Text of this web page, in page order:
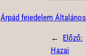
Árpád fejedelem
← Előző:
Hazai